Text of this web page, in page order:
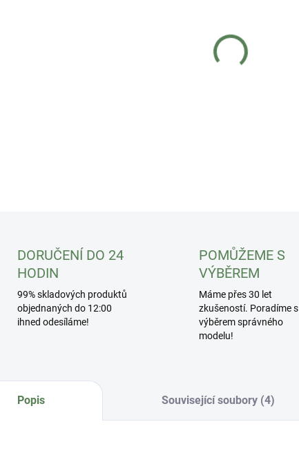
DORUČENÍ DO 24
HODIN
99% skladových produktů
objednaných do 12:00
ihned odesíláme!
POMŮŽEME S
VÝBĚREM
Máme přes 30 let
zkušeností. Poradíme s
výběrem správného
modelu!
Popis Související soubory (4)